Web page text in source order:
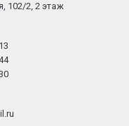
102/2, 2 этаж